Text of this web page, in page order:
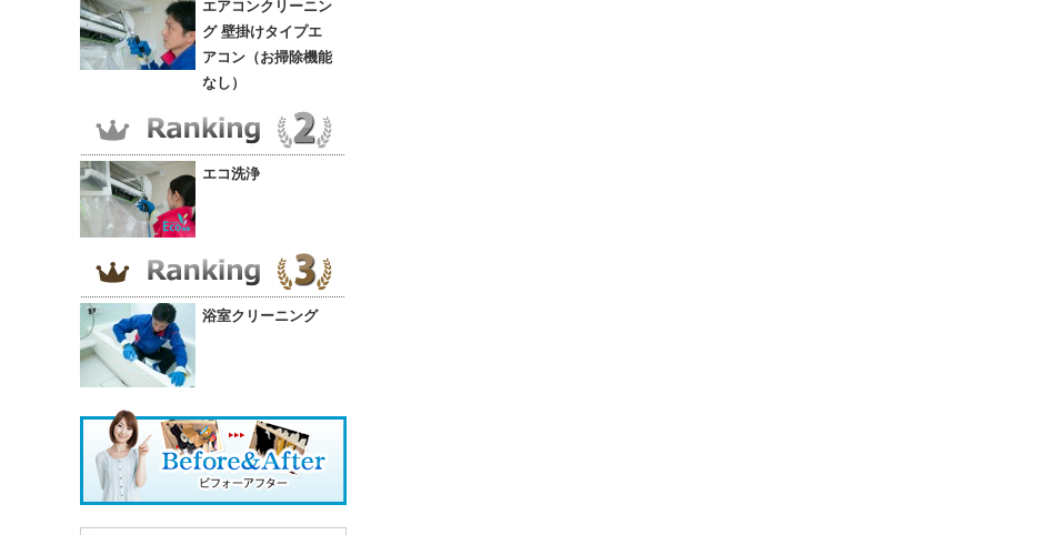
エアコンクリーニン
グ 壁掛けタイプエ
アコン（お掃除機能
なし）
エコ洗浄
浴室クリーニング